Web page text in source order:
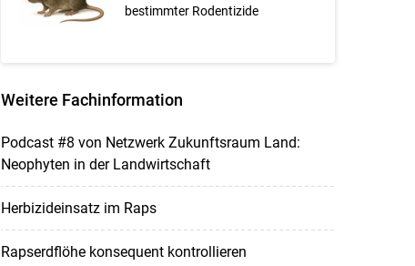
bestimmter Rodentizide
Weitere Fachinformation
Podcast #8 von Netzwerk Zukunftsraum Land:
Neophyten in der Landwirtschaft
Herbizideinsatz im Raps
Rapserdflöhe konsequent kontrollieren